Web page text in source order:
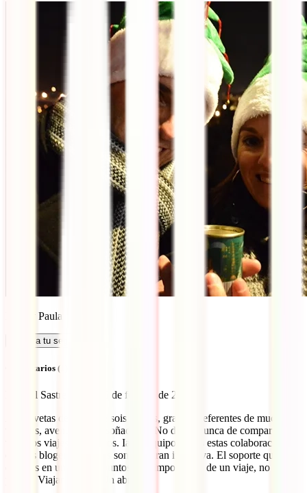
Isaac y Paula
Calcula tu seguro
Comentarios (1)
DAniel Sastre García
25 de febrero de 2014
A Chavetas deciros que sois únicos, grandes referentes de muchos
viajeros, aventureros y soñadores. No dejéis nunca de compartir
vuestros viajes y consejos. Iati y equipo, todas estas colaboraciones
con los blogers de viajes son una gran iniciativa. El soporte que
ofrecéis en uno de los puntos más importantes de un viaje, no tiene
precio. Viajar seguro. Un abrazo